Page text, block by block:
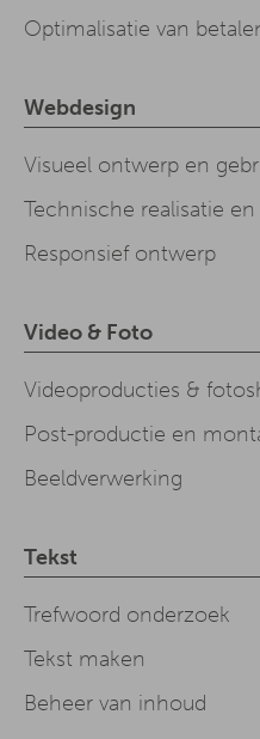
Optimalisatie van
Webdesign
Visueel ontwerp en
Technische realisatie
Responsief ontwerp
Video & Foto
Videoproducties &
Post-productie en
Beeldverwerking
Tekst
Trefwoord onderzoek
Tekst maken
Beheer van inhoud